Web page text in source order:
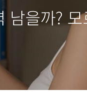
남을까?